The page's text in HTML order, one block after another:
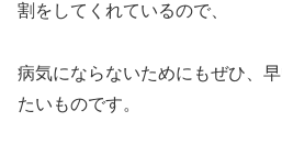
割をしてくれているので、
病気にならないためにもぜひ、
たいものです。